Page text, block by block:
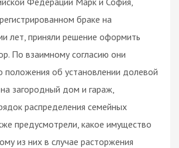
браке на
лет, приняли решение оформить
По взаимному согласию они
положения об установлении долевой
загородный дом и гараж,
распределения семейных
предусмотрели, какое имущество
из них в случае расторжения